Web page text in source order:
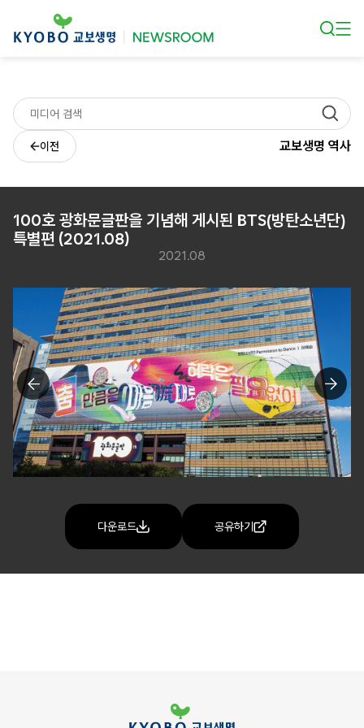
이전 교보생명 역사
100호 광화문글판을 기념해 게시된 BTS(방탄소년단)
특별편 (2021.08)
2021.08
다운로드 공유하기